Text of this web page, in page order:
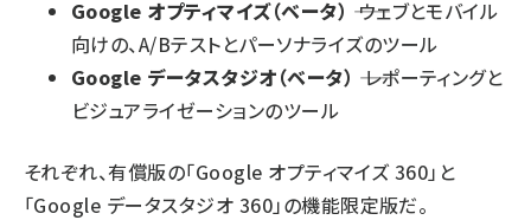
Google オプティマイズ（ベータ） ―― ウェブとモバイル
向けの、A/Bテストとパーソナライズのツール
Google データスタジオ（ベータ） ―― レポーティングと
ビジュアライゼーションのツール
それぞれ、有償版の「Google オプティマイズ 360」と
「Google データスタジオ 360」の機能限定版だ。